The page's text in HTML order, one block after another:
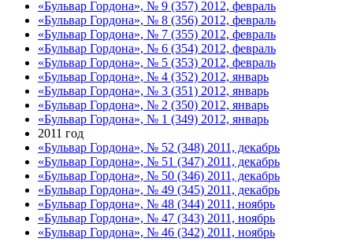
«Бульвар Гордона», № 9 (357) 2012, февраль
«Бульвар Гордона», № 8 (356) 2012, февраль
«Бульвар Гордона», № 7 (355) 2012, февраль
«Бульвар Гордона», № 6 (354) 2012, февраль
«Бульвар Гордона», № 5 (353) 2012, февраль
«Бульвар Гордона», № 4 (352) 2012, январь
«Бульвар Гордона», № 3 (351) 2012, январь
«Бульвар Гордона», № 2 (350) 2012, январь
«Бульвар Гордона», № 1 (349) 2012, январь
2011 год
«Бульвар Гордона», № 52 (348) 2011, декабрь
«Бульвар Гордона», № 51 (347) 2011, декабрь
«Бульвар Гордона», № 50 (346) 2011, декабрь
«Бульвар Гордона», № 49 (345) 2011, декабрь
«Бульвар Гордона», № 48 (344) 2011, ноябрь
«Бульвар Гордона», № 47 (343) 2011, ноябрь
«Бульвар Гордона», № 46 (342) 2011, ноябрь